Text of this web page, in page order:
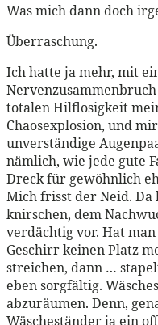
Was mich dann doch
Überraschung.
Ich hatte ja mehr, mit
totalen Hilflosigkeit
Chaosexplosion, und
unverständige
nämlich, wie jede gute
Dreck für gewöhnlich
Mich frisst der Neid. Da
knirschen, dem
verdächtig vor. Hat
Geschirr keinen Platz
streichen, dann …
eben sorgfältig.
abzuräumen. Denn,
Wäscheständer ja ein